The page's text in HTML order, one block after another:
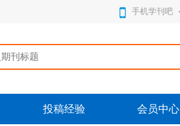
手机学刊吧
投稿经验 会员中心